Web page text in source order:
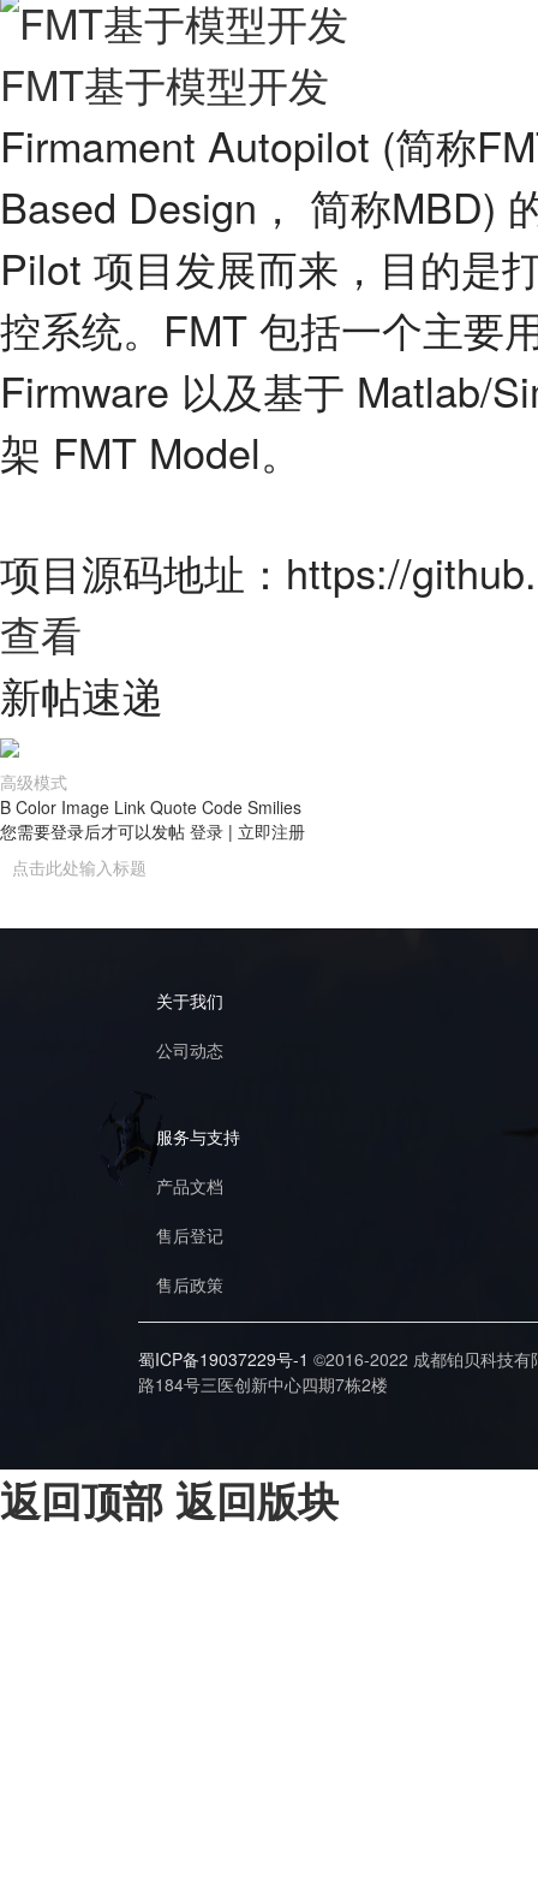
FMT基于模型开发
Firmament Autopilot (简称
Based Design， 简称MBD)
Pilot 项目发展而来，目的是
控系统。FMT 包括一个主要
Firmware 以及基于 Matlab/
架 FMT Model。
项目源码地址：https://
查看
新帖速递
高级模式
B Color Image Link Quote Code Smilies
您需要登录后才可以发帖 登录 | 立即注册
关于我们
公司动态
服务与支持
产品文档
售后登记
售后政策
蜀ICP备19037229号-1 ©2016-2022 成都铂贝科技
路184号三医创新中心四期7栋2楼
返回顶部 返回版块